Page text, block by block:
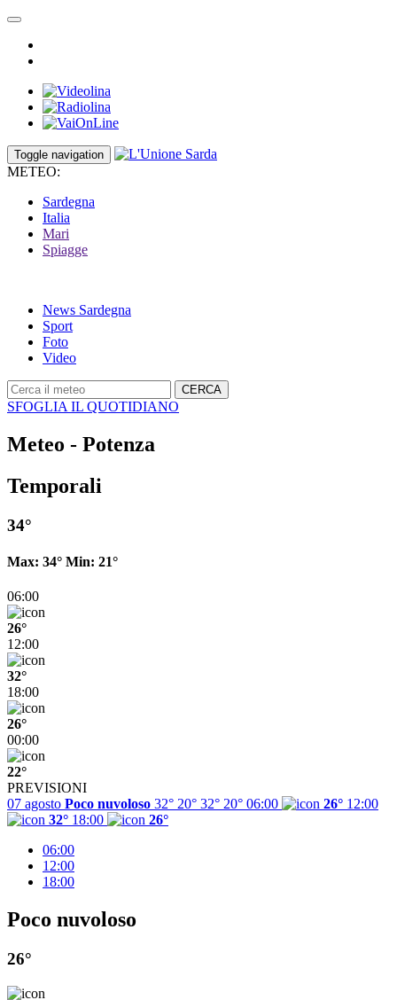
Toggle navigation
METEO:
Sardegna
Italia
Mari
Spiagge
News Sardegna
Sport
Foto
Video
SFOGLIA IL QUOTIDIANO
Meteo - Potenza
Temporali
34°
Max: 34° Min: 21°
06:00
26°
12:00
32°
18:00
26°
00:00
22°
PREVISIONI
07 agosto Poco nuvoloso 32° 20° 32° 20° 06:00 26° 12:00
32° 18:00
26°
06:00
12:00
18:00
Poco nuvoloso
26°